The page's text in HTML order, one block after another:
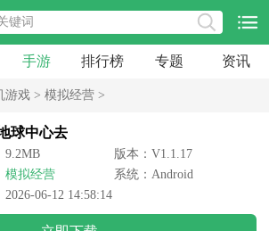
手游 排行榜 专题 资讯
游戏 > 模拟经营 >
球中心去
9.2MB
版本：V1.1.17
模拟经营
系统：Android
2026-06-12 14:58:14